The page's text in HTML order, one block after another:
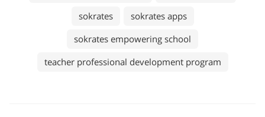
sokrates
sokrates apps
sokrates empowering school
teacher professional development program